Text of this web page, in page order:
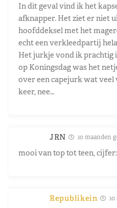
In dit geval vind ik het
afknapper. Het ziet er niet
hoofddeksel met het
echt een verkleedpartij
Het jurkje vond ik prachtig
op Koningsdag was het
over een capejurk wat veel
keer, nee…
JRN 10 maanden
mooi van top tot teen,
Republikein